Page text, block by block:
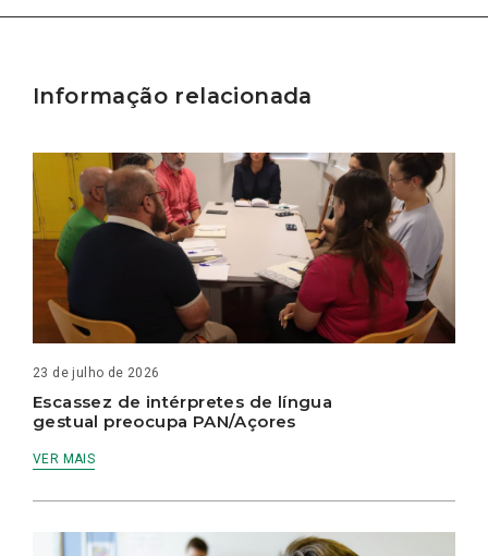
Informação relacionada
23 de julho de 2026
Escassez de intérpretes de língua
gestual preocupa PAN/Açores
VER MAIS